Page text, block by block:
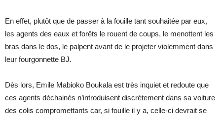
En effet, plutôt que de passer à la fouille tant souhaitée par eux,
les agents des eaux et forêts le rouent de coups, le menottent les
bras dans le dos, le palpent avant de le projeter violemment dans
leur fourgonnette BJ.
Dès lors, Emile Mabioko Boukala est très inquiet et redoute que
ces agents déchainés n’introduisent discrètement dans sa voiture
des colis compromettants car, si fouille il y a, celle-ci devrait se